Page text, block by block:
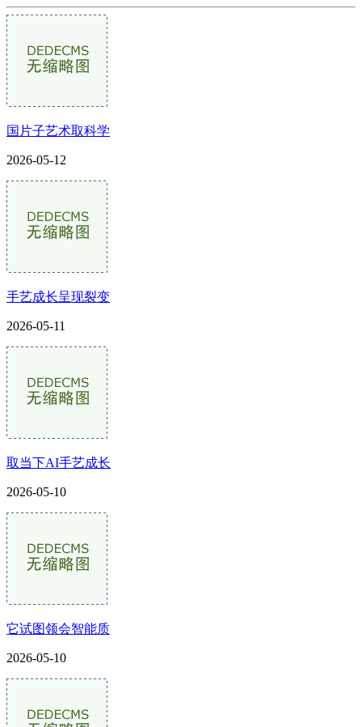
国片子艺术取科学
2026-05-12
手艺成长呈现裂变
2026-05-11
取当下AI手艺成长
2026-05-10
它试图领会智能质
2026-05-10